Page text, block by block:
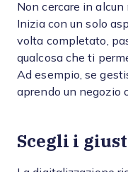
Non cercare in
Inizia con un solo
volta completato,
qualcosa che ti
Ad esempio, se
aprendo un negozio
Scegli i